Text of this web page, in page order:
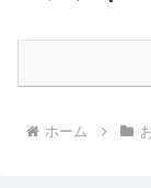
ホーム